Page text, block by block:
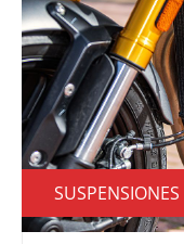
SUSPENSIONES